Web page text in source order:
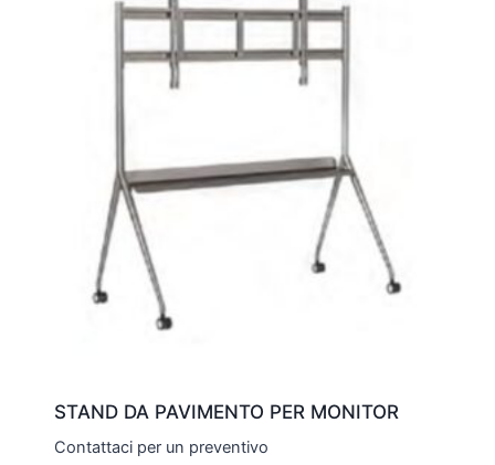
STAND DA PAVIMENTO PER MONITOR
Contattaci per un preventivo